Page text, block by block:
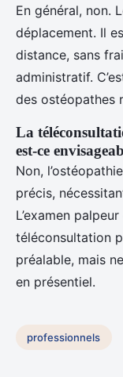
En général, non.
déplacement. Il
distance, sans
administratif.
des ostéopathes
La
est-ce
Non,
précis,
L’examen
téléconsultation
préalable, mais
en présentiel.
professionnels